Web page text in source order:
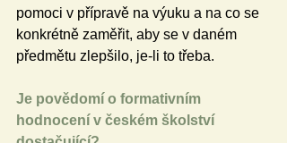
pomoci v přípravě na výuku a na co se
konkrétně zaměřit, aby se v daném
předmětu zlepšilo, je-li to třeba.
Je povědomí o formativním
hodnocení v českém školství